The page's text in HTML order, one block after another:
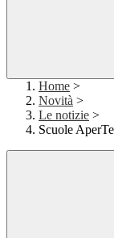
Home >
Novità >
Le notizie >
Scuole AperTe